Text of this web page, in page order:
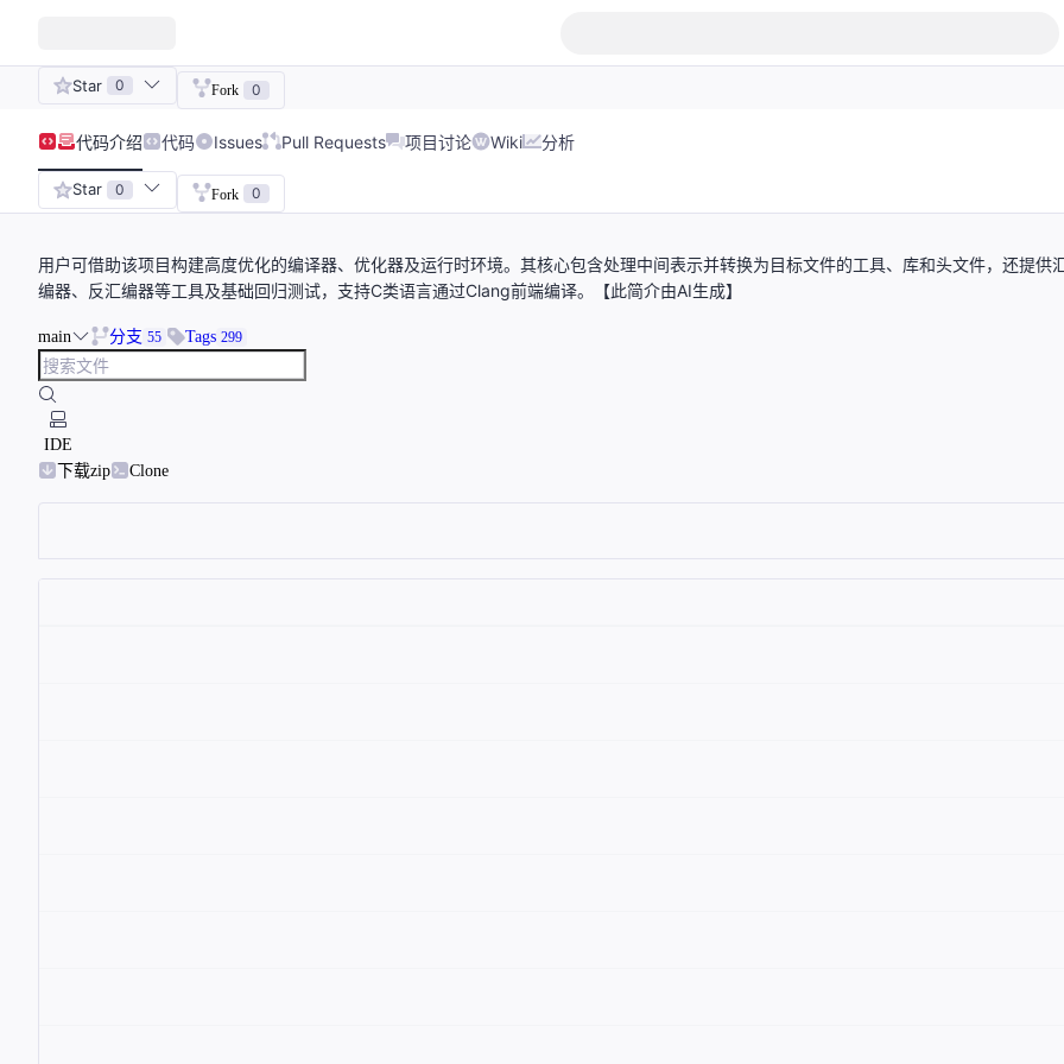
Star 0 Fork 0
代码介绍 代码 Issues Pull Requests 项目讨论 Wiki 分析
Star 0 Fork 0
用户可借助该项目构建高度优化的编译器、优化器及运行时环境。其核心包含处理中间表示并转换为目标文件的工具、库和头文件，还提供
编器、反汇编器等工具及基础回归测试，支持C类语言通过Clang前端编译。【此简介由AI生成】
main 分支 55 Tags 299
IDE
下载zip
Clone